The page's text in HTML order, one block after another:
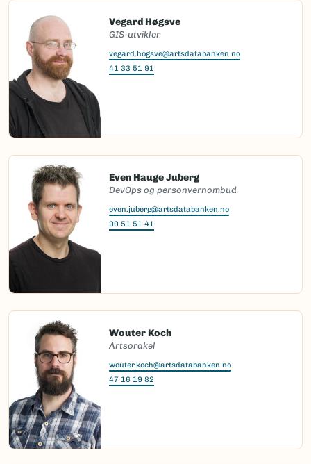
Vegard Høgsve
GIS-utvikler
vegard.hogsve@artsdatabanken.no
41 33 51 91
Even Hauge Juberg
DevOps og personvernombud
even.juberg@artsdatabanken.no
90 51 51 41
Wouter Koch
Artsorakel
wouter.koch@artsdatabanken.no
47 16 19 82